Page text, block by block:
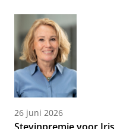
26 juni 2026